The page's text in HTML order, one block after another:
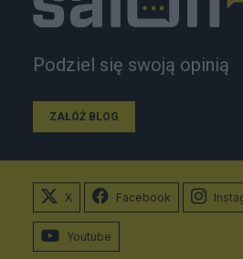
Podziel się swoją opinią
ZAŁÓŻ BLOG
X Facebook
Youtube